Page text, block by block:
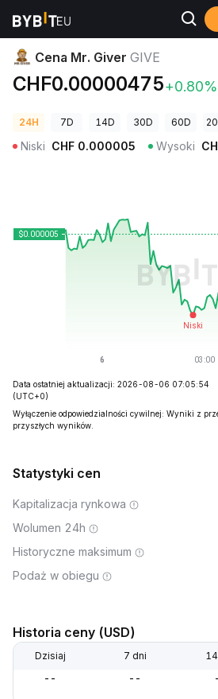
Ceny kryptowalut Cena Mr. Giver GIVE
Cena Mr. Giver GIVE
CHF0.00000475+0.80%
24H 7D 14D 30D 60D
Niski CHF 0.000005 Wysoki
Data ostatniej aktualizacji: 2026-08-06 07:05:54
(UTC+0)
Wyłączenie odpowiedzialności cywilnej: Wyniki z
przyszłych wyników.
Statystyki cen
Kapitalizacja rynkowa
Wolumen 24h
Historyczne maksimum
Podaż w obiegu
Historia ceny (USD)
Dzisiaj 7 dni
-- --